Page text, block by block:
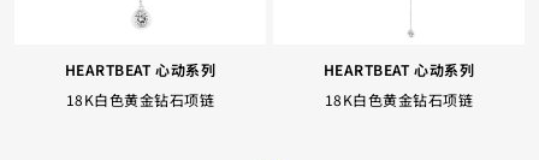
HEARTBEAT 心动系列
18K白色黄金钻石项链
HEARTBEAT 心动系列
18K白色黄金钻石项链